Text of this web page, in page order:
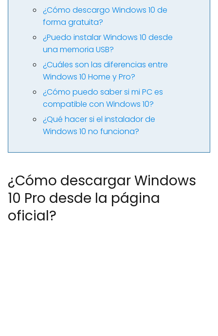
¿Cómo descargo Windows 10 de
forma gratuita?
¿Puedo instalar Windows 10 desde
una memoria USB?
¿Cuáles son las diferencias entre
Windows 10 Home y Pro?
¿Cómo puedo saber si mi PC es
compatible con Windows 10?
¿Qué hacer si el instalador de
Windows 10 no funciona?
¿Cómo descargar Windows
10 Pro desde la página
oficial?